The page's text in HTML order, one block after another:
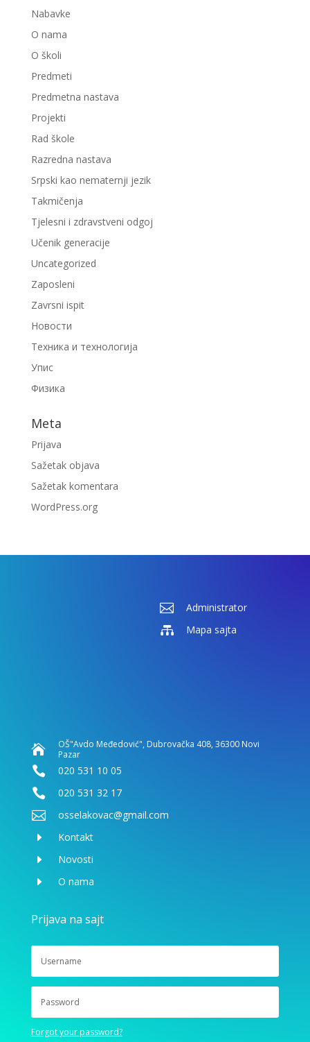
Nabavke
O nama
O školi
Predmeti
Predmetna nastava
Projekti
Rad škole
Razredna nastava
Srpski kao nematernji jezik
Takmičenja
Tjelesni i zdravstveni odgoj
Učenik generacije
Uncategorized
Zaposleni
Zavrsni ispit
Новости
Техника и технологија
Упис
Физика
Meta
Prijava
Sažetak objava
Sažetak komentara
WordPress.org
 Administrator
 Mapa sajta

OŠ"Avdo Međedović", Dubrovačka 408, 36300 Novi
Pazar
 020 531 10 05
 020 531 32 17
 osselakovac@gmail.com
E Kontakt
E Novosti
E O nama
Prijava na sajt
Forgot your password?